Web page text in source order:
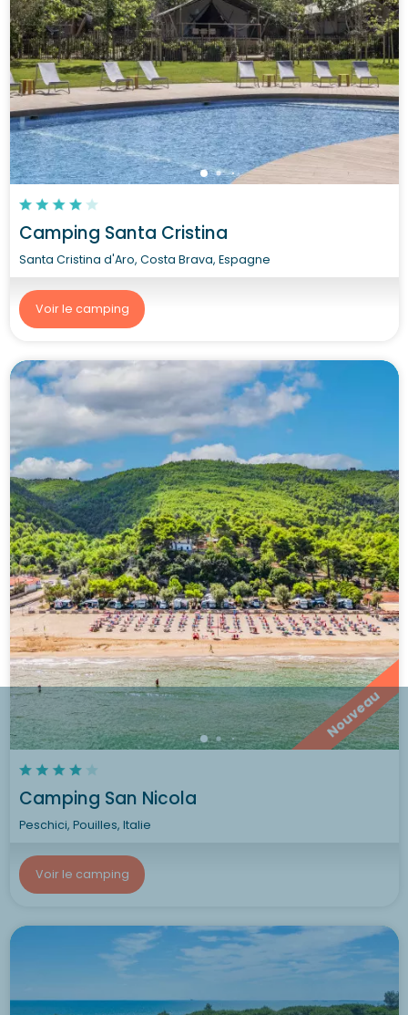
Camping Santa Cristina
Santa Cristina d'Aro, Costa Brava, Espagne
Voir le camping
Nouveau
Camping San Nicola
Peschici, Pouilles, Italie
Voir le camping